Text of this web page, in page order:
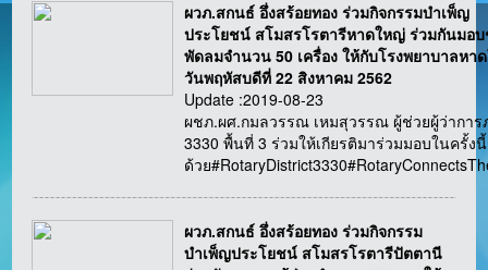
ผวภ.สกนธ์ อึ่งสร้อยทอง ร่วมกิจกรรมบำเพ็ญ
ประโยชน์ สโมสรโรตารีหาดใหญ่ ร่วมกันมอ
พัดลมจำนวน 50 เครื่อง ให้กับโรงพยาบาลหา
วันพฤหัสบดีที่ 22 สิงหาคม 2562
Update :2019-08-23
ผชภ.ผศ.กมลวรรณ เหมสุวรรณ ผู้ช่วยผู้ว่าการ
3330 พื้นที่ 3 ร่วมให้เกียรติมาร่วมมอบในครั้งนี้
ด้วย
ผวภ.สกนธ์ อึ่งสร้อยทอง ร่วมกิจกรรม
บำเพ็ญประโยชน์ สโมสรโรตารีปัตตานี